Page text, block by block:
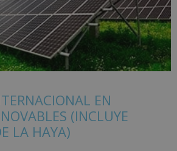
EN
(INCLUYE
LA HAYA)